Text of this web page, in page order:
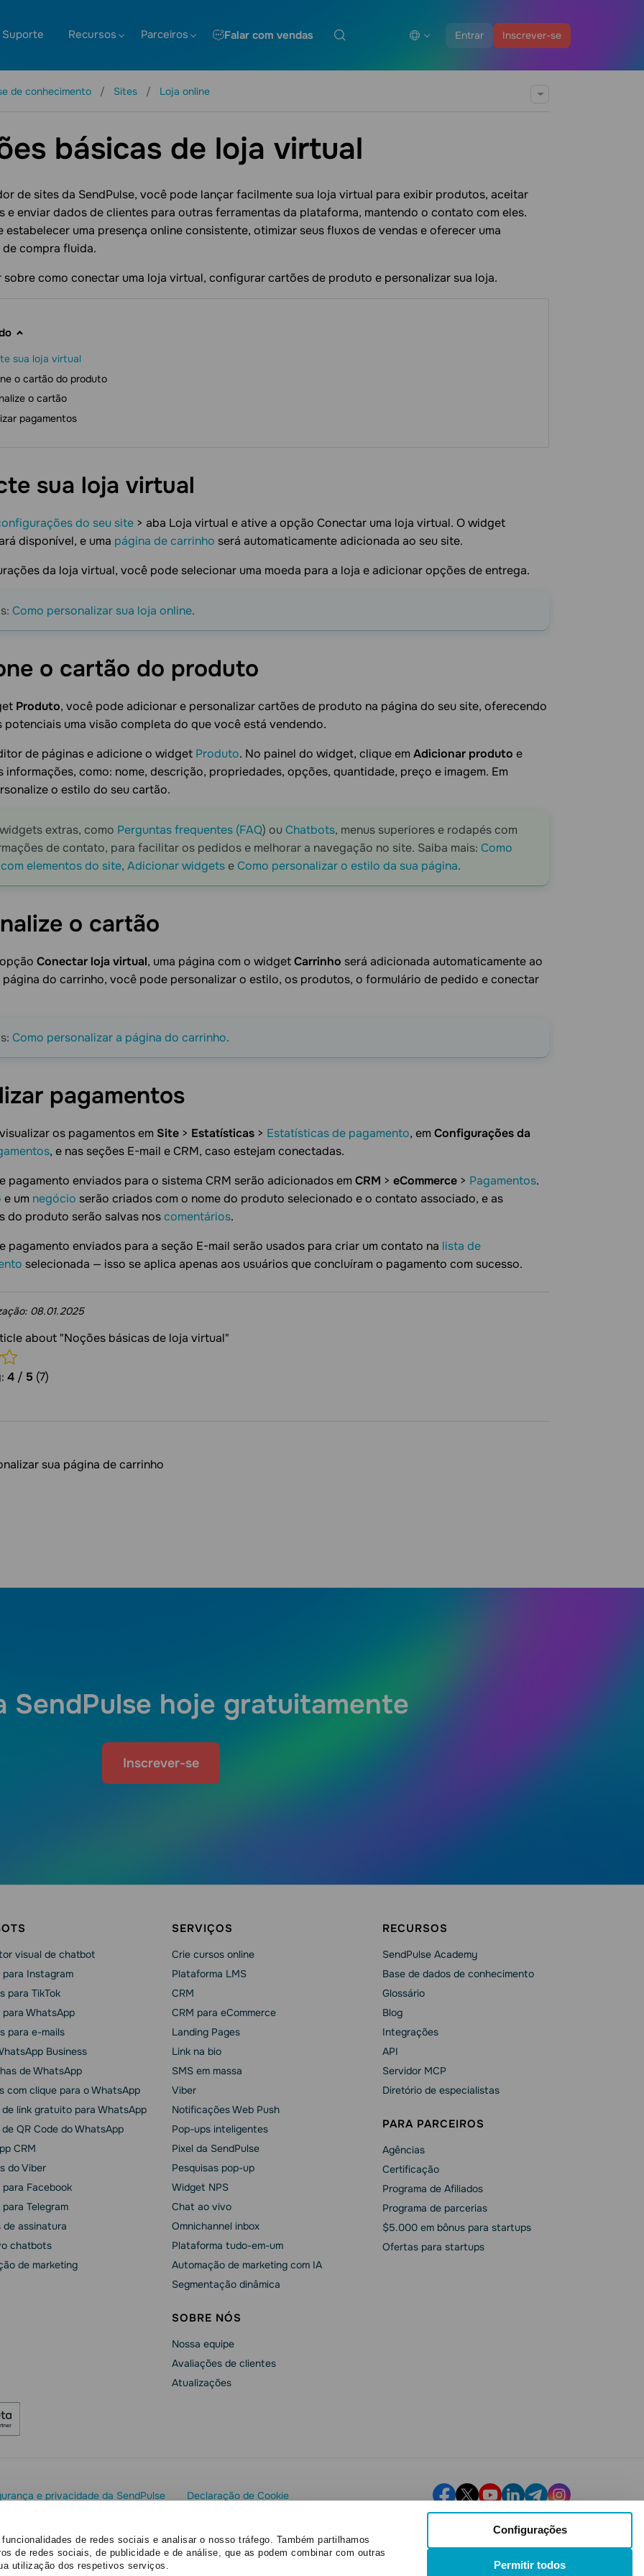
de redes sociais e analisar o nosso tráfego. Também partilhamos
de redes sociais, de publicidade e de análise, que as podem combinar com outras
utilização dos respetivos serviços.
Configurações
Permitir todos
Entrar Inscrever-se
Suporte Recursos Parceiros Falar com vendas
de conhecimento Sites Loja online
básicas de loja virtual
de sites da SendPulse, você pode lançar facilmente sua loja virtual para exibir produtos, aceitar
e enviar dados de clientes para outras ferramentas da plataforma, mantendo o contato com eles.
estabelecer uma presença online consistente, otimizar seus fluxos de vendas e oferecer uma
compra fluida.
sobre como conectar uma loja virtual, configurar cartões de produto e personalizar sua loja.
sua loja virtual
o cartão do produto
o cartão
pagamentos
sua loja virtual
do seu site > aba Loja virtual e ative a opção Conectar uma loja virtual. O widget
disponível, e uma página de carrinho será automaticamente adicionada ao seu site.
da loja virtual, você pode selecionar uma moeda para a loja e adicionar opções de entrega.
Como personalizar sua loja online.
o cartão do produto
Produto, você pode adicionar e personalizar cartões de produto na página do seu site, oferecendo
potenciais uma visão completa do que você está vendendo.
de páginas e adicione o widget Produto. No painel do widget, clique em Adicionar produto e
informações, como: nome, descrição, propriedades, opções, quantidade, preço e imagem. Em
o estilo do seu cartão.
extras, como Perguntas frequentes (FAQ) ou Chatbots, menus superiores e rodapés com
de contato, para facilitar os pedidos e melhorar a navegação no site. Saiba mais: Como
elementos do site, Adicionar widgets eComo personalizar o estilo da sua página.
o cartão
Conectar loja virtual, uma página com o widgetCarrinho será adicionada automaticamente ao
página do carrinho, você pode personalizar o estilo, os produtos, o formulário de pedido e conectar
Como personalizar a página do carrinho.
pagamentos
os pagamentos em Site > Estatísticas > Estatísticas de pagamento, em Configurações da
, e nas seções E-mail e CRM, caso estejam conectadas.
pagamento enviados para o sistema CRM serão adicionados em CRM > eCommerce > Pagamentos.
e um negócio serão criados com o nome do produto selecionado e o contato associado, e as
do produto serão salvas noscomentários.
pagamento enviados para a seção E-mail serão usados para criar um contato na lista de
selecionada — isso se aplica apenas aos usuários que concluíram o pagamento com sucesso.
08.01.2025
about "Noções básicas de loja virtual"
4 / 5 (7)
sua página de carrinho
SendPulse hoje gratuitamente
Inscrever-se
visual de chatbot
Instagram
para TikTok
WhatsApp
para e-mails
Business
de WhatsApp
com clique para o WhatsApp
de link gratuito para WhatsApp
QR Code do WhatsApp
CRM
do Viber
Facebook
Telegram
assinatura
chatbots
de marketing
SERVIÇOS
Crie cursos online
Plataforma LMS
CRM
CRM para eCommerce
Landing Pages
Link na bio
SMS em massa
Viber
Notificações Web Push
Pop-ups inteligentes
Pixel da SendPulse
Pesquisas pop-up
Widget NPS
Chat ao vivo
Omnichannel inbox
Plataforma tudo-em-um
Automação de marketing com IA
Segmentação dinâmica
SOBRE NÓS
Nossa equipe
Avaliações de clientes
Atualizações
RECURSOS
SendPulse Academy
Base de dados de conhecimento
Glossário
Blog
Integrações
API
Servidor MCP
Diretório de especialistas
PARA PARCEIROS
Agências
Сertificação
Programa de Afiliados
Programa de parcerias
$5.000 em bônus para startups
Ofertas para startups
e privacidade da SendPulse
Declaração de Cookie
reservados